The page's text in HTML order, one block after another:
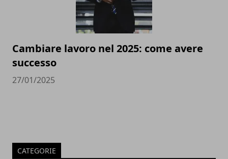
Cambiare lavoro nel 2025: come avere
successo
27/01/2025
CATEGORIE